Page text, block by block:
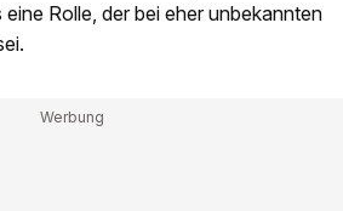
Rolle, der bei eher unbekannten